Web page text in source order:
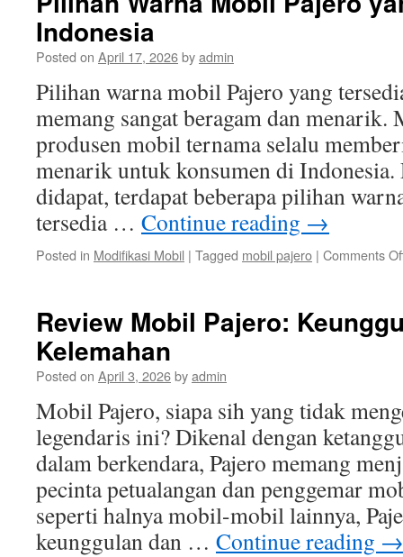
Indonesia
Posted on April 17, 2026byadmin
Pilihan warna mobil Pajero yang
memang sangat beragam dan menarik.
produsen mobil ternama selalu
menarik untuk konsumen di
didapat, terdapat beberapa pilihan
tersedia … Continue reading →
Posted in Modifikasi Mobil | Tagged mobil pajero | Comments
Review Mobil Pajero:
Kelemahan
Posted on April 3, 2026byadmin
Mobil Pajero, siapa sih yang tidak
legendaris ini? Dikenal dengan
dalam berkendara, Pajero memang
pecinta petualangan dan penggemar
seperti halnya mobil-mobil lainnya,
keunggulan dan … Continue reading →